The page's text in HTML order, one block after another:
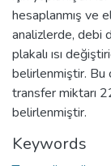
hesaplanmış ve
analizlerde, debi
plakalı ısı
belirlenmiştir. Bu
transfer miktarı
belirlenmiştir.
Keywords